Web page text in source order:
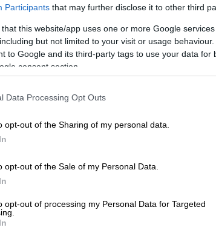
Participants that may further disclose it to other third
that this website/app uses one or more Google
but not limited to your visit or usage
to Google and its third-party tags to use your data for
consent section.
Data Processing Opt Outs
opt-out of the Sharing of my personal data.
opt-out of the Sale of my Personal Data.
opt-out of processing my Personal Data for Targeted
το ΕΘΝΟΣ στη Google
αστυνομικοί των
του, η οποία νοσηλεύεται σε